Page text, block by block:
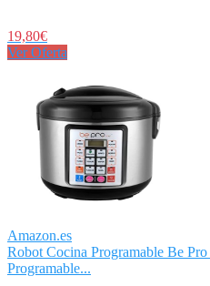
19,80€
Ver Oferta
Amazon.es
Robot Cocina Programable Be
Programable...